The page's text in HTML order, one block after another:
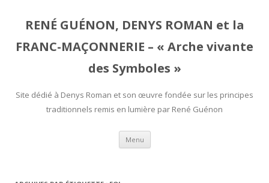
RENÉ GUÉNON, DENYS ROMAN et la
FRANC-MAÇONNERIE – « Arche vivante
des Symboles »
Site dédié à Denys Roman et son œuvre fondée sur les principes
traditionnels remis en lumière par René Guénon
Menu Aller
contenu